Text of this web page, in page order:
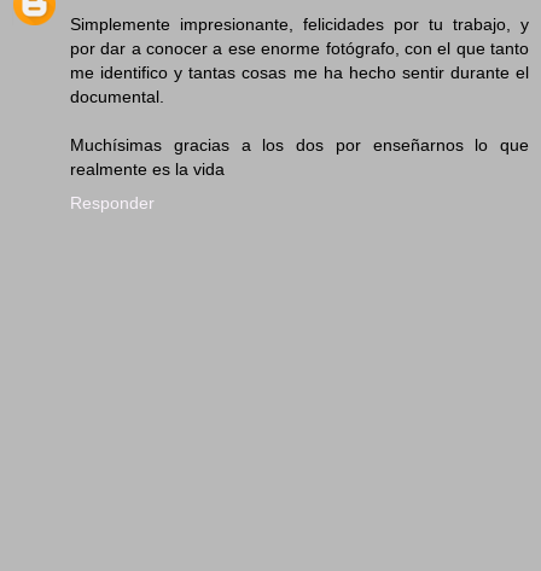
Simplemente impresionante, felicidades por tu trabajo, y
por dar a conocer a ese enorme fotógrafo, con el que tanto
me identifico y tantas cosas me ha hecho sentir durante el
documental.
Muchísimas gracias a los dos por enseñarnos lo que
realmente es la vida
Responder